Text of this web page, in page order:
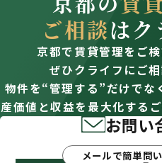
ご相談はク
京都で賃貸管理をご検
ぜひクライフにご相
物件を“管理する”だけでな
産価値と収益を最大化する
お問い
メールで簡単問